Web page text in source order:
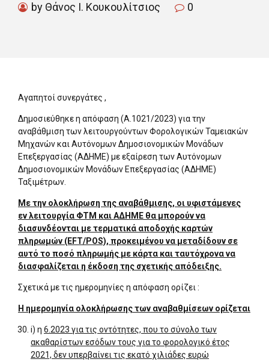
by Θάνος Ι. Κουκουλίτσιος
0
Αγαπητοί συνεργάτες ,
Δημοσιεύθηκε η απόφαση (Α.1021/2023) για την
αναβάθμιση των λειτουργούντων Φορολογικών Ταμειακών
Μηχανών και Αυτόνομων Δημοσιονομικών Μονάδων
Επεξεργασίας (ΑΔΗΜΕ) με εξαίρεση των Αυτόνομων
Δημοσιονομικών Μονάδων Επεξεργασίας (ΑΔΗΜΕ)
Ταξιμέτρων.
Με την ολοκλήρωση της αναβάθμισης, οι υφιστάμενες
εν λειτουργία ΦΤΜ και ΑΔΗΜΕ θα μπορούν να
διασυνδέονται με τερματικά αποδοχής καρτών
πληρωμών (EFT/POS), προκειμένου να μεταδίδουν σε
αυτό το ποσό πληρωμής με κάρτα και ταυτόχρονα να
διασφαλίζεται η έκδοση της σχετικής απόδειξης.
Σχετικά με τις ημερομηνίες η απόφαση ορίζει :
Η ημερομηνία ολοκλήρωσης των αναβαθμίσεων ορίζεται
i) η 6.2023 για τις οντότητες, που το σύνολο των
ακαθαρίστων εσόδων τους για το φορολογικό έτος
2021, δεν υπερβαίνει τις εκατό χιλιάδες ευρώ